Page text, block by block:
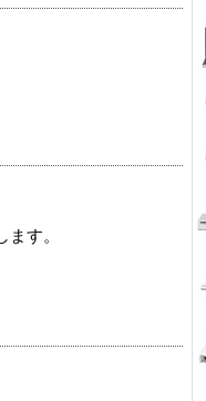
す。